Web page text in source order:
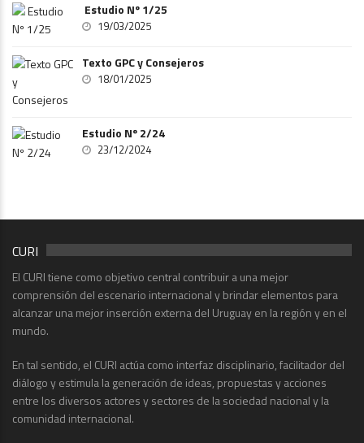
Estudio Nº 1/25
19/03/2025
Texto GPC y Consejeros
18/01/2025
Estudio Nº 2/24
23/12/2024
CURI
El CURI tiene como objetivo central contribuir a una mejor
comprensión del escenario internacional y brindar elementos para
alcanzar una mejor inserción externa del Uruguay en la región y en el
mundo.
En tal sentido, el CURI actúa como interfaz disciplinario, facilitador del
diálogo y estimula la generación de ideas, propuestas y acciones
entre los diversos actores y sectores de la sociedad nacional y la
comunidad internacional.